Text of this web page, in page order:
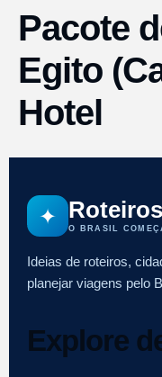
Pacote
Egito
Hotel
✦ Roteiros
O BRASIL
Ideias de roteiros,
planejar viagens pelo
Explore